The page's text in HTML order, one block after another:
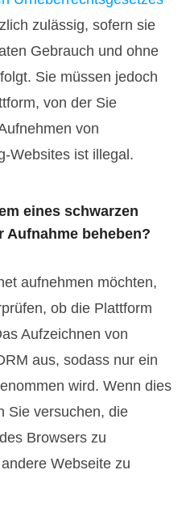
zulässig, sofern sie
Gebrauch und ohne
Sie müssen jedoch
von der Sie
von
Websites ist illegal.
eines schwarzen
beheben?
aufnehmen möchten,
ob die Plattform
Aufzeichnen von
aus, sodass nur ein
wird. Wenn dies
Sie versuchen, die
Browsers zu
Webseite zu